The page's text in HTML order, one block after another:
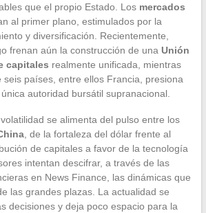
que el propio Estado. Los mercados
al primer plano, estimulados por la
y diversificación. Recientemente,
frenan aún la construcción de una Unión
capitales realmente unificada, mientras
seis países, entre ellos Francia, presiona
autoridad bursátil supranacional.
se alimenta del pulso entre los
, de la fortaleza del dólar frente al
de capitales a favor de la tecnología
intentan descifrar, a través de las
en News Finance, las dinámicas que
las grandes plazas. La actualidad se
decisiones y deja poco espacio para la